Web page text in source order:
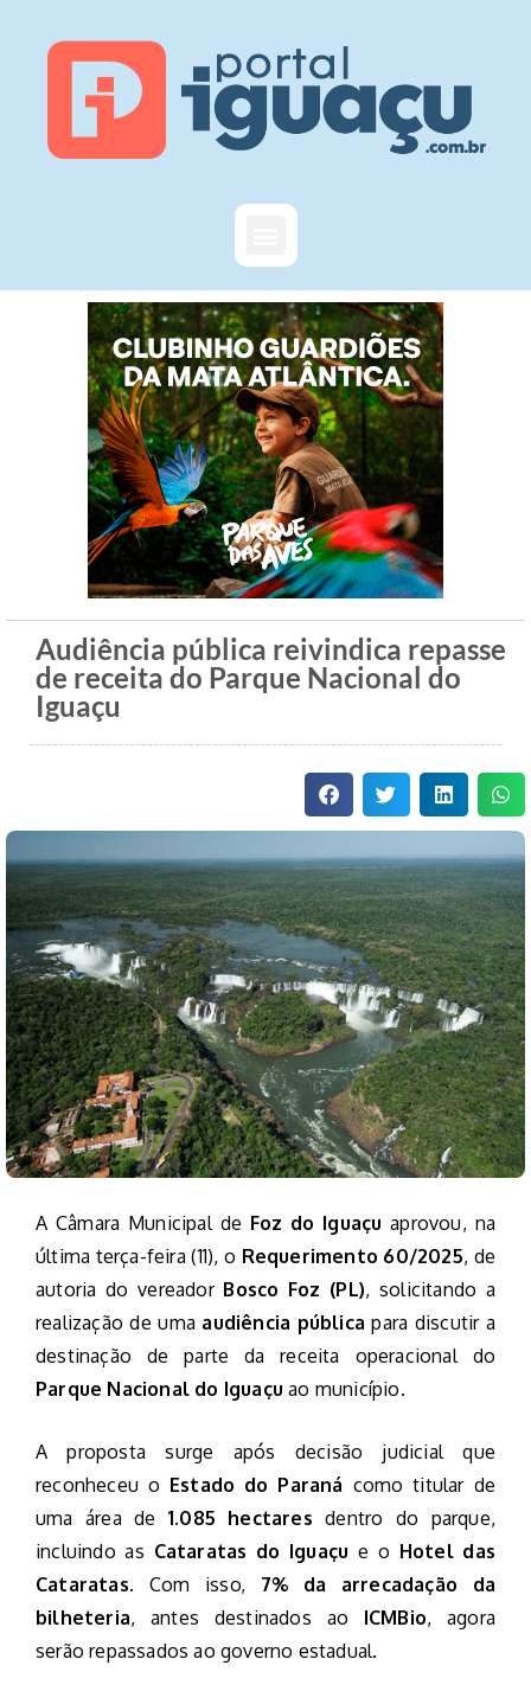
Audiência pública reivindica repasse
de receita do Parque Nacional do
Iguaçu
A Câmara Municipal de Foz do Iguaçu aprovou, na
última terça-feira (11), o Requerimento 60/2025, de
autoria do vereador Bosco Foz (PL), solicitando a
realização de uma audiência pública para discutir a
destinação de parte da receita operacional do
Parque Nacional do Iguaçu ao município.
A proposta surge após decisão judicial que
reconheceu o Estado do Paraná como titular de
uma área de 1.085 hectares dentro do parque,
incluindo as Cataratas do Iguaçu e o Hotel das
Cataratas. Com isso, 7% da arrecadação da
bilheteria, antes destinados ao ICMBio, agora
serão repassados ao governo estadual.